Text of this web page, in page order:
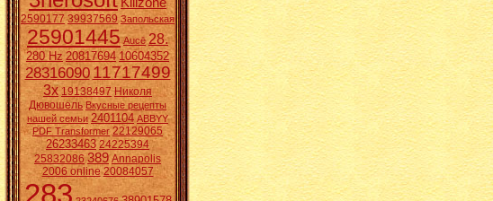
2590177 39937569 Запольская
25901445 Aucē 28.
280 Hz 20817694 10604352
2831609011717499
3x 19138497 Николя
Дювошель Вкусные рецепты
нашей семьи 2401104 ABBYY
PDF Transformer 22129065
26233463 24225394
25832086 389 Annapolis
2006 online 20084057
283